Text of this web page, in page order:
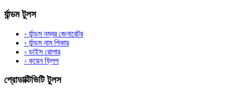
র্যান্ডম টুলস
› র্যান্ডম নম্বর জেনারেটর
› র্যান্ডম নাম পিকার
› ডাইস রোলার
› কয়েন ফ্লিপ
প্রোডাক্টিভিটি টুলস